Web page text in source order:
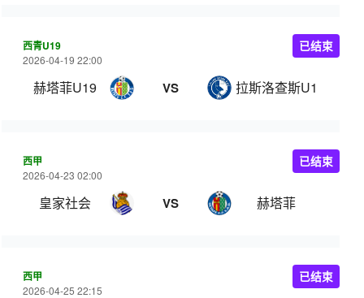
西青U19
2026-04-19 22:00
赫塔菲U19 VS 拉斯洛查斯U19
已结束
西甲
2026-04-23 02:00
皇家社会 VS 赫塔菲
已结束
西甲
2026-04-25 22:15
已结束